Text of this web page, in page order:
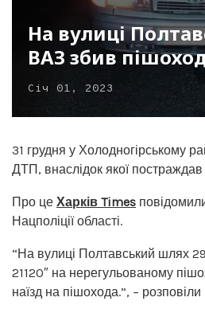
На вулиці
ВАЗ збив
Січ 01, 2023
31 грудня у Холодногірському
ДТП, внаслідок якої постраждав
Про це Харків Times
Нацполіції області.
“На вулиці Полтавський шлях
21120″ на нерегульованому
наїзд на пішохода.”, – розповіли